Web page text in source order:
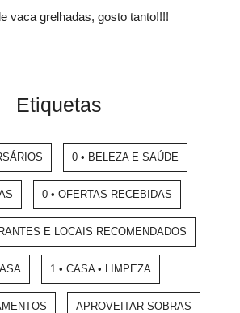
Etiquetas
0 • BELEZA E SAÚDE
0 • OFERTAS RECEBIDAS
E LOCAIS RECOMENDADOS
1 • CASA • LIMPEZA
APROVEITAR SOBRAS